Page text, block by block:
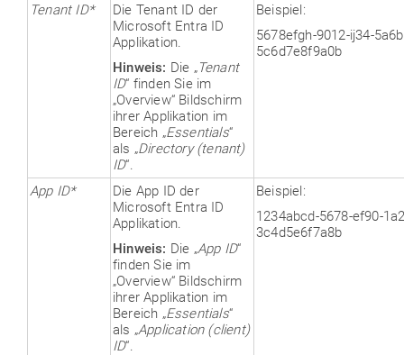
Tenant ID*
Die Tenant ID der
Microsoft Entra ID
Applikation.
Hinweis: Die „Tenant
ID“ finden Sie im
„Overview“ Bildschirm
ihrer Applikation im
Bereich „Essentials“
als „Directory (tenant)
ID“.
Beispiel:
5678efgh-9012-ij34-
5c6d7e8f9a0b
App ID*
Die App ID der
Microsoft Entra ID
Applikation.
Hinweis: Die „App ID“
finden Sie im
„Overview“ Bildschirm
ihrer Applikation im
Bereich „Essentials“
als „Application (client)
ID“.
Beispiel:
1234abcd-5678-ef90-
3c4d5e6f7a8b